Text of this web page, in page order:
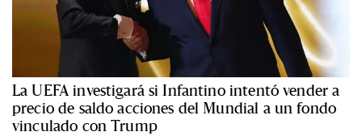
La UEFA investigará si Infantino intentó vender a
precio de saldo acciones del Mundial a un fondo
vinculado con Trump